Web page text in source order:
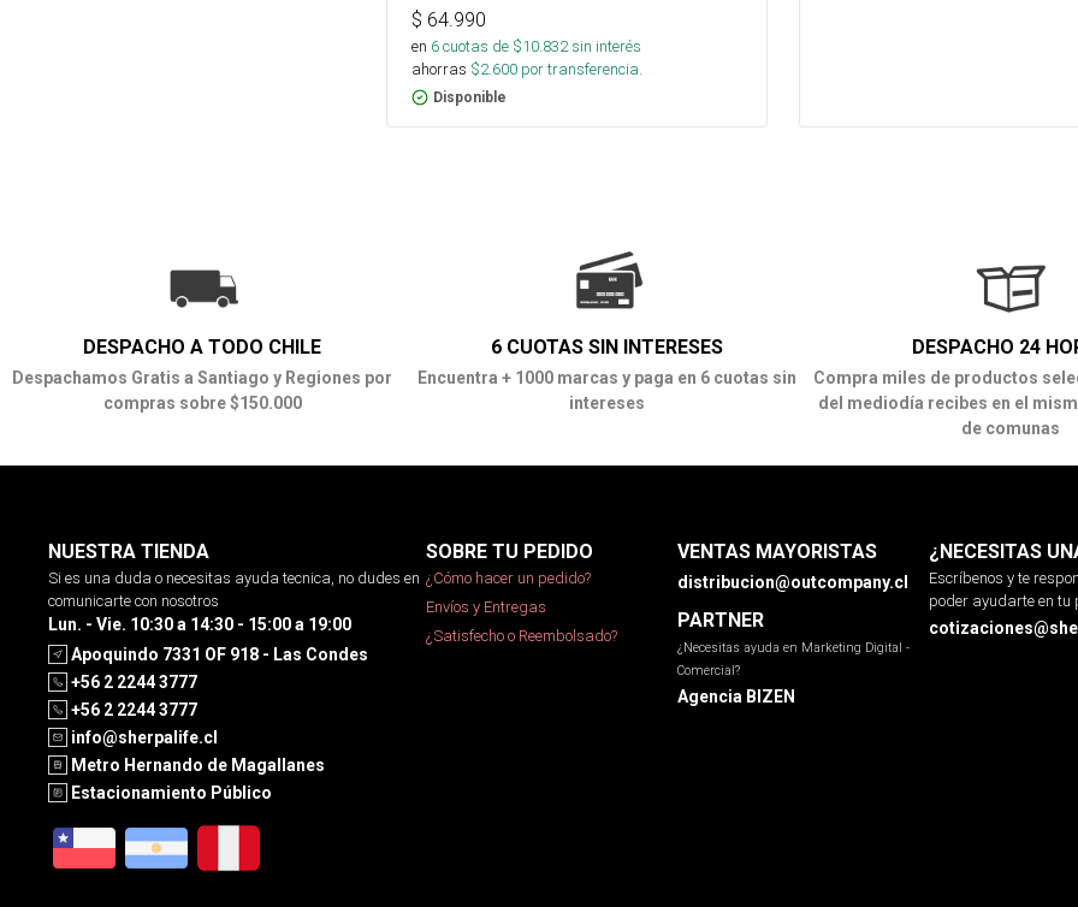
$ 64.990
en 6cuotas de $10.832sin interés
ahorras $2.600 por transferencia.
Disponible
DESPACHO A TODO CHILE
Despachamos Gratis a Santiago y Regiones por
compras sobre $150.000
6 CUOTAS SIN INTERESES
Encuentra + 1000 marcas y paga en 6 cuotas sin
intereses
DESPACHO 24
Compra miles de productos
del mediodía recibes en el
de comunas
NUESTRA TIENDA
Si es una duda o necesitas ayuda tecnica, no dudes en
comunicarte con nosotros
Lun. - Vie. 10:30 a 14:30 - 15:00 a 19:00
Apoquindo 7331 OF 918 - Las Condes
+56 2 2244 3777
+56 2 2244 3777
info@sherpalife.cl
Metro Hernando de Magallanes
Estacionamiento Público
SOBRE TU PEDIDO
¿Cómo hacer un pedido?
Envíos y Entregas
¿Satisfecho o Reembolsado?
VENTAS MAYORISTAS
distribucion@outcompany.cl
PARTNER
¿Necesitas ayuda en Marketing Digital -
Comercial?
Agencia BIZEN
¿NECESITAS
Escríbenos y te
poder ayudarte en tu